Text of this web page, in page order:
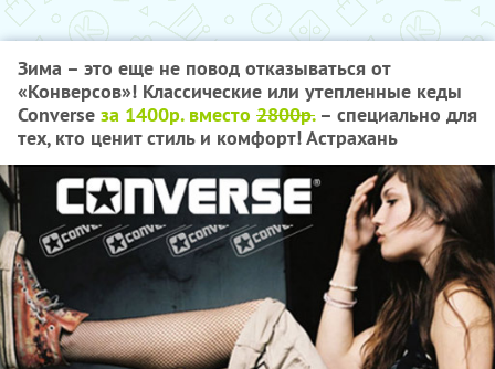
Зима – это еще не повод отказываться от
«Конверсов»! Классические или утепленные кеды
Converse за 1400р. вместо 2800р.– специально для
тех, кто ценит стиль и комфорт! Астрахань